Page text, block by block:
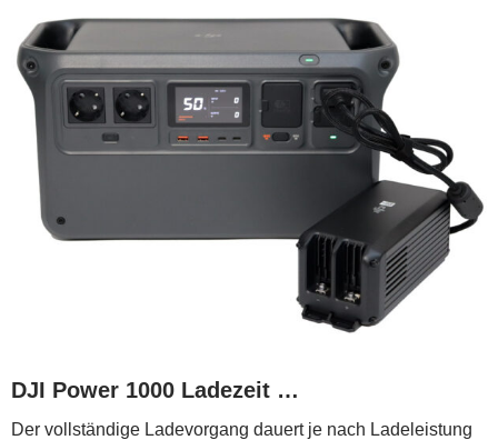
DJI Power 1000 Ladezeit …
Der vollständige Ladevorgang dauert je nach Ladeleistung